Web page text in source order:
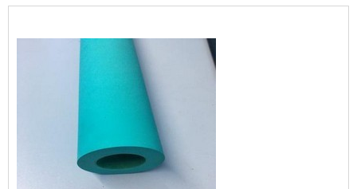
A borracha natural, cuja maior atribuição é a
90 shores; O EPDM que sua maior
atribuição é a resistência a ozônio,
podendo ser feito com dureza e...